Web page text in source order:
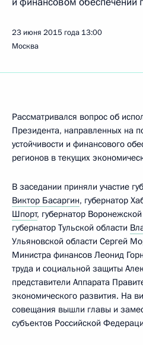
23 июня 2015 года 13:00
Москва
Рассматривался вопрос об
Президента, направленных на
устойчивости и финансового
регионов в текущих
В заседании приняли участие
Виктор Басаргин, губернатор
Шпорт, губернатор
губернатор Тульской области
Ульяновской области Сергей
Министра финансов Леонид
труда и социальной защиты
представители Аппарата
экономического развития. На
совещания вышли главы и
субъектов Российской